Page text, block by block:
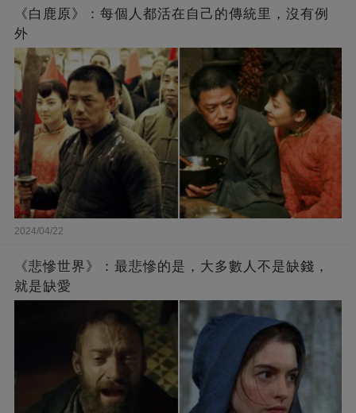
《白鹿原》：每個人都活在自己的傳統里，沒有例
外
2024/04/22
《悲慘世界》：最悲慘的是，大多數人不是缺錢，
就是缺愛